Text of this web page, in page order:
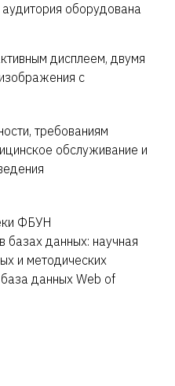
оборудована
дисплеем, двумя
с
требованиям
обслуживание и
ФБУН
базах данных: научная
и методических
данных Web of